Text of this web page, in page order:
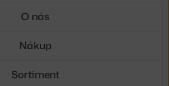
O nás
Nákup
Sortiment